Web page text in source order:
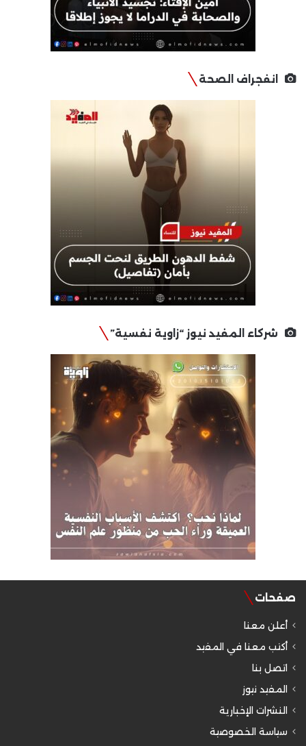
انفجراف الصحة
شركاء المفيد نيوز “زاوية نفسية”
صفحات
أعلن معنا
أكتب معنا في المفيد
اتصل بنا
المفيد نيوز
النشرات الإخبارية
سياسة الخصوصية